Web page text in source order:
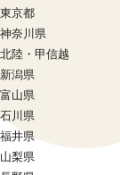
東京都
神奈川県
北陸・甲信越
新潟県
富山県
石川県
福井県
山梨県